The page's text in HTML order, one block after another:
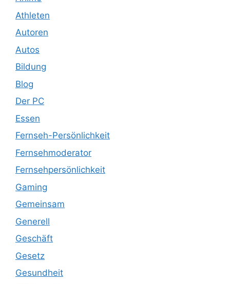
Athleten
Autoren
Autos
Bildung
Blog
Der PC
Essen
Fernseh-Persönlichkeit
Fernsehmoderator
Fernsehpersönlichkeit
Gaming
Gemeinsam
Generell
Geschäft
Gesetz
Gesundheit